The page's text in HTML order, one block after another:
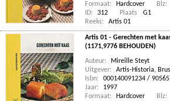
Formaat:
Hardcover Blz:
ID:
312 Plaats
G1
Reeks:
Artis 01
Artis 01 - Gerechten met
(1171,9776 BEHOUDEN)
Auteur:
Mireille Steyt
Uitgever:
Artis-Historia,
Isbn:
000140091234 /
Jaar:
1997
Formaat:
Hardcover Blz: